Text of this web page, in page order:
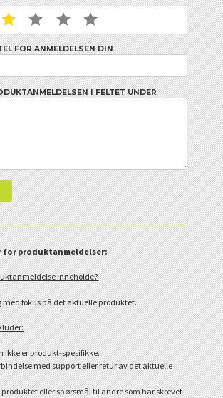
STAR3 STAR4 STAR5 STAR
FOR ANMELDELSEN DIN
I FELTET UNDER
for produktanmeldelser:
inneholde?
med fokus på det aktuelle produktet.
ikke er produkt-spesifikke.
med support eller retur av det aktuelle
eller spørsmål til andre som har skrevet